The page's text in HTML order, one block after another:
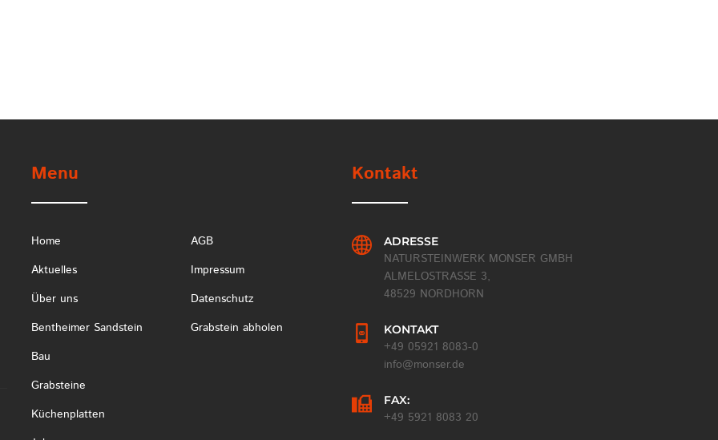
Menu
Home
Aktuelles
Über uns
Bentheimer Sandstein
Bau
Grabsteine
Küchenplatten
AGB
Impressum
Datenschutz
Grabstein abholen
Kontakt
ADRESSE
NATURSTEINWERK MONSER GMBH
ALMELOSTRASSE 3,
48529 NORDHORN
KONTAKT
+49 05921 8083-0
info@monser.de
FAX:
+49 5921 8083 20